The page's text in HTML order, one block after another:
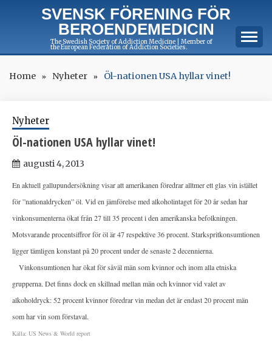
SVENSK FÖRENING FÖR
BEROENDEMEDICIN
The Swedish Society of Addiction Medicine | Member of
the European Federation of Addiction Societies.
Home Nyheter Öl-nationen USA hyllar vinet!
Nyheter
Öl-nationen USA hyllar vinet!
augusti 4, 2013
En aktuell gallupundersökning visar att amerikanen föredrar alltmer ett glas vin istället
för ”nationaldrycken” öl. Vid en jämförelse med alkoholintaget för 20 år sedan har
vinkonsumenterna ökat från 27 till 35 procent i den amerikanska befolkningen.
Motsvarande procentsiffror för öl är 47 respektive 36 procent. Starkspritkonsumtionen
ligger tämligen konstant på 20 procent under de senaste 2 decennierna.
Vinkonsumtionen har ökat för såväl män som kvinnor och inom alla etniska
grupperna. Det finns dock en skillnad mellan män och kvinnor vid valet av
alkoholdryck: 52 procent kvinnor föredrar vin medan det är endast 20 procent män
som har vin som förstaval.
Källa: US News & World report